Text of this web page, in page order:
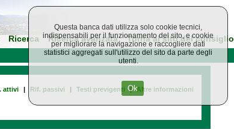
Ricerca Ricerca avanzata Torna al sito del consiglio
attivi | Rif. passivi | Testi previgenti | Altre informazioni
Questa banca dati utilizza solo cookie tecnici,
indispensabili per il funzionamento del sito, e cookie
per migliorare la navigazione e raccogliere dati
statistici aggregati sull'utilizzo del sito da parte degli
utenti.
Ok